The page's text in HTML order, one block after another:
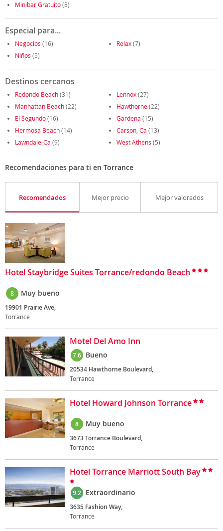
Minibar Gratuito(8)
Especial para...
Negocios (16) Relax(7)
Niños (5)
Destinos cercanos
Redondo Beach(31) Lennox(27)
Manhattan Beach(22) Hawthorne(22)
El Segundo(16) Gardena (15)
Hermosa Beach(14) Carson, Ca (13)
Lawndale-Ca (9) West Athens (5)
Recomendaciones para ti en Torrance
Recomendados Mejor precio Mejor valorados
Hotel Staybridge Suites Torrance/redondo Beach
8 Muy bueno
19901 Prairie Ave,
Torrance
Motel Del Amo Inn
7.6 Bueno
20534 Hawthorne Boulevard,
Torrance
Hotel Howard Johnson Torrance
8 Muy bueno
3673 Torrance Boulevard,
Torrance
Hotel Torrance Marriott South Bay
9.2 Extraordinario
3635 Fashion Way,
Torrance